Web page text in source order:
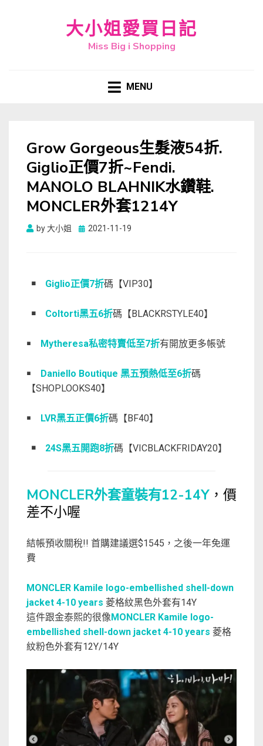
大小姐愛買日記
Miss Big i Shopping
MENU
Grow Gorgeous生髮液54折.
Giglio正價7折~Fendi.
MANOLO BLAHNIK水鑽鞋.
MONCLER外套1214Y
by大小姐
Posted
2021-11-19
￭ Giglio正價7折碼【VIP30】
￭ Coltorti黑五6折碼【BLACKRSTYLE40】
￭ Mytheresa私密特賣低至7折有開放更多帳號
￭ Daniello Boutique 黑五預熱低至6折碼
【SHOPLOOKS40】
￭ LVR黑五正價6折碼【BF40】
￭ 24S黑五開跑8折碼【VICBLACKFRIDAY20】
MONCLER外套童裝有12-14Y ，價
差不小喔
結帳預收關稅!! 首購建議選$1545，之後一年免運
費
MONCLER Kamile logo-embellished shell-down
jacket 4-10 years 菱格紋黑色外套有14Y
這件跟金泰熙的很像 MONCLER Kamile logo-
embellished shell-down jacket 4-10 years 菱格
紋粉色外套有12Y/14Y